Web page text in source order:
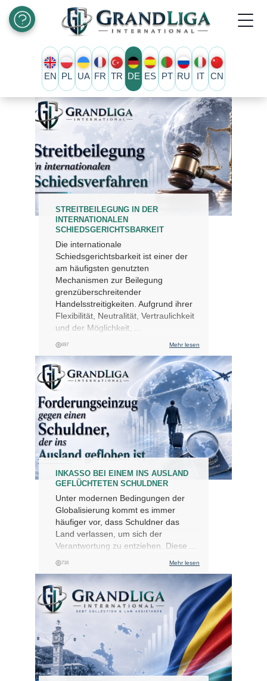
EN PL UA FR TR DE ES PT RU IT CN
STREITBEILEGUNG IN DER
INTERNATIONALEN
SCHIEDSGERICHTSBARKEIT
Die internationale
Schiedsgerichtsbarkeit ist einer der
am häufigsten genutzten
Mechanismen zur Beilegung
grenzüberschreitender
Handelsstreitigkeiten. Aufgrund ihrer
Flexibilität, Neutralität, Vertraulichkeit
und der Möglichkeit, ...
697 Mehr lesen
INKASSO BEI EINEM INS AUSLAND
GEFLÜCHTETEN SCHULDNER
Unter modernen Bedingungen der
Globalisierung kommt es immer
häufiger vor, dass Schuldner das
Land verlassen, um sich der
Verantwortung zu entziehen. Diese ...
716 Mehr lesen